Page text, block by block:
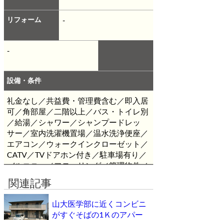
関連記事
山大医学部に近くコンビニ
がすぐそばの1Ｋのアパー
リフォーム -
-
設備・条件
礼金なし／共益費・管理費含む／即入居
可／角部屋／二階以上／バス・トイレ別
／給湯／シャワー／シャンプードレッ
サー／室内洗濯機置場／温水洗浄便座／
エアコン／ウォークインクローゼット／
CATV／TVドアホン付き／駐車場有り／
バルコニー／フローリング／管理物件／
山口大学医学部／更新料なし
ルTV使用料は家賃に含む